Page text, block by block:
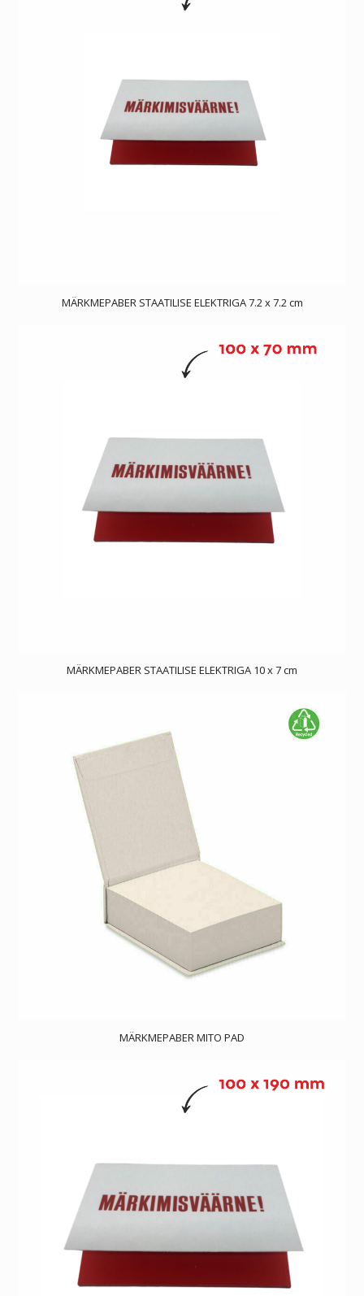
MÄRKMEPABER STAATILISE ELEKTRIGA 7.2 x 7.2 cm
MÄRKMEPABER STAATILISE ELEKTRIGA 10 x 7 cm
MÄRKMEPABER MITO PAD